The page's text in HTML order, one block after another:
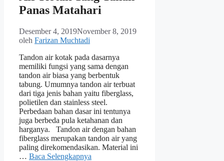
Panas Matahari
Desember 4, 2019November 8, 2019
oleh Farizan Muchtadi
Tandon air kotak pada dasarnya
memiliki fungsi yang sama dengan
tandon air biasa yang berbentuk
tabung. Umumnya tandon air terbuat
dari tiga jenis bahan yaitu fiberglass,
polietilen dan stainless steel.
Perbedaan bahan dasar ini tentunya
juga berbeda pula ketahanan dan
harganya. Tandon air dengan bahan
fiberglass merupakan tandon air yang
paling direkomendasikan. Material ini
… Baca Selengkapnya